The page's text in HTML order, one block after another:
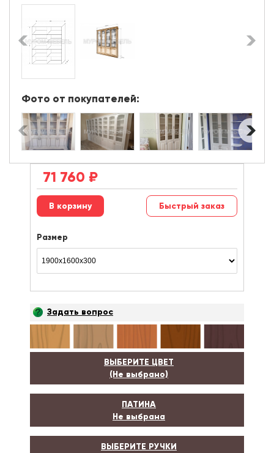
Фото от покупателей:
71 760 ₽
Быстрый заказ
Размер
Задать вопрос
ВЫБЕРИТЕ ЦВЕТ
(Не выбрано)
ПАТИНА
Не выбрана
ВЫБЕРИТЕ РУЧКИ